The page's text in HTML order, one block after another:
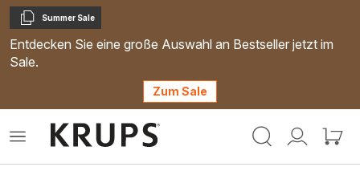
Kopieren
Summer Sale
Entdecken Sie eine große Auswahl an Bestseller jetzt im
Sale.
Zum Sale
Mein
Mein
Das